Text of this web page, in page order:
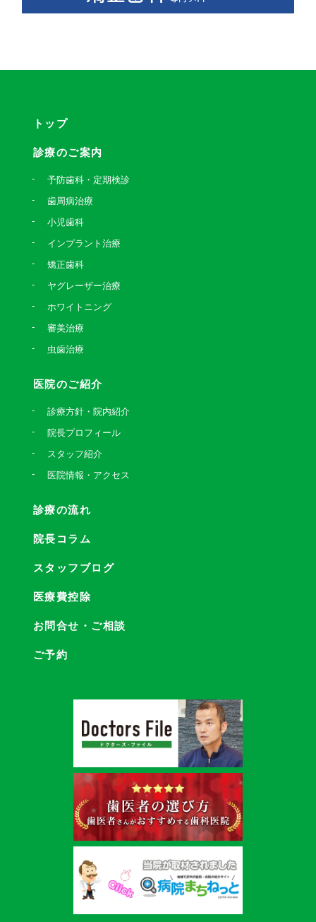
トップ
診療のご案内
予防歯科・定期検診
歯周病治療
小児歯科
インプラント治療
矯正歯科
ヤグレーザー治療
ホワイトニング
審美治療
虫歯治療
医院のご紹介
診療方針・院内紹介
院長プロフィール
スタッフ紹介
医院情報・アクセス
診療の流れ
院長コラム
スタッフブログ
医療費控除
お問合せ・ご相談
ご予約